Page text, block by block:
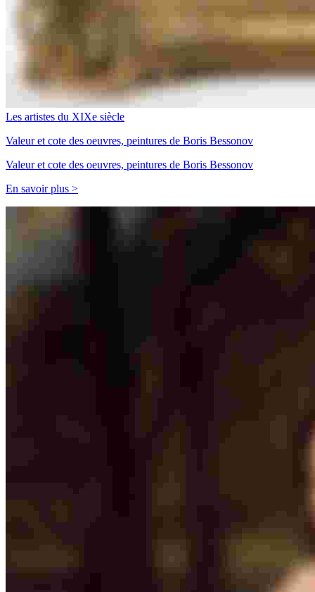
Les artistes du XIXe siècle
Valeur et cote des oeuvres, peintures de Boris Bessonov
Valeur et cote des oeuvres, peintures de Boris Bessonov
En savoir plus >